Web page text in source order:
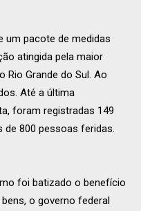
um pacote de medidas
atingida pela maior
Grande do Sul. Ao
Até a última
foram registradas 149
de 800 pessoas feridas.
foi batizado o benefício
o governo federal